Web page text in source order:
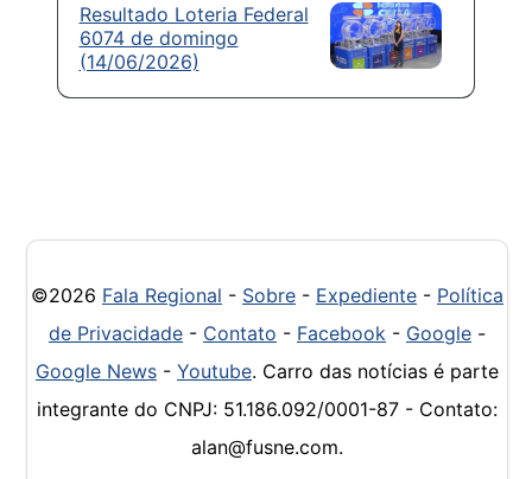
Resultado Loteria Federal
6074 de domingo
(14/06/2026)
©2026 Fala Regional - Sobre- Expediente- Política
de Privacidade- Contato - Facebook - Google-
Google News- Youtube. Carro das notícias é parte
integrante do CNPJ: 51.186.092/0001-87 - Contato:
alan@fusne.com.